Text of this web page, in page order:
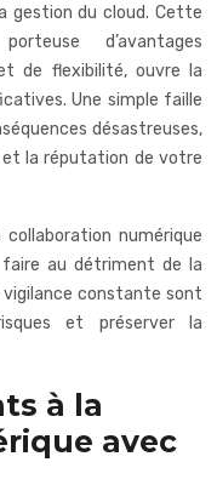
gestion du cloud. Cette
d’avantages
de flexibilité, ouvre la
Une simple faille
désastreuses,
la réputation de votre
numérique
au détriment de la
constante sont
et préserver la
à la
avec